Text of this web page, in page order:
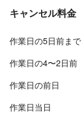
キャンセル料金
作業日の5日前まで
作業日の4〜2日前
作業日の前日
作業日当日